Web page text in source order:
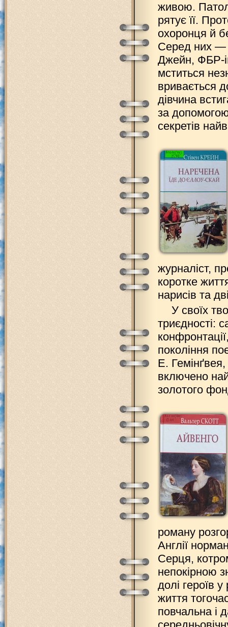
живою.
рятує її.
охоронця й
Серед них —
Джейн, ФБР-
мститься
вривається
дівчина
за
секретів
журналіст,
коротке
нарисів та
У своїх
триєдності:
покоління
Е.
включено
золотого
роману
Англії
Серця,
непокірною
долі героїв у
життя
повчальна і